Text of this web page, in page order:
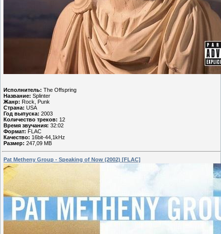
Исполнитель: The Offspring
Название: Splinter
Жанр: Rock, Punk
Страна: USA
Год выпуска: 2003
Количество треков: 12
Время звучания: 32:02
Формат: FLAC
Качество: 16bit-44,1kHz
Размер: 247,09 MB
Pat Metheny Group - Speaking of Now (2002) [FLAC]